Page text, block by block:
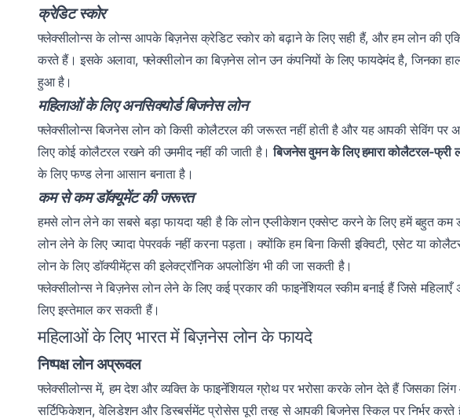
क्रेडिट स्कोर
फ्लेक्सीलोन्स के लोन्स आपके बिज़नेस क्रेडिट स्कोर को बढ़ाने के लिए सही हैं, और हम लोन की
करते हैं। इसके अलावा, फ्लेक्सीलोन का बिज़नेस लोन उन कंपनियों के लिए फायदेमंद है, जिनका
हुआ है।
महिलाओं के लिए अनसिक्योर्ड बिजनेस लोन
फ्लेक्सीलोन्स बिजनेस लोन को किसी कोलैटरल की जरूरत नहीं होती है और यह आपकी सेविंग
लिए कोई कोलैटरल रखने की उममीद नहीं की जाती है।बिजनेस वुमन के लिए हमारा कोलैटरल-फ्री
के लिए फण्ड लेना आसान बनाता है।
कम से कम डॉक्यूमेंट की जरूरत
हमसे लोन लेने का सबसे बड़ा फायदा यही है कि लोन एप्लीकेशन एक्सेप्ट करने के लिए हमें बहुत
लोन लेने के लिए ज्यादा पेपरवर्क नहीं करना पड़ता। क्योंकि हम बिना किसी इक्विटी, एसेट या
लोन के लिए डॉक्यीमेंट्स की इलेक्ट्रॉनिक अपलोडिंग भी की जा सकती है।
फ्लेक्सीलोन्सने बिज़नेस लोन लेने के लिए कई प्रकार की फाइनेंशियल स्कीम बनाई हैं जिसे
लिए इस्तेमाल कर सकती हैं।
महिलाओं के लिए भारत में बिज़नेस लोन के फायदे
निष्पक्ष लोन अप्रूवल
फ्लेक्सीलोन्समें, हम देश और व्यक्ति के फाइनेंशियल ग्रोथ पर भरोसा करके लोन देते हैं जिसका
सर्टिफिकेशन, वेलिडेशन और डिस्बर्समेंट प्रोसेस पूरी तरह से आपकी बिजनेस स्किल पर निर्भर